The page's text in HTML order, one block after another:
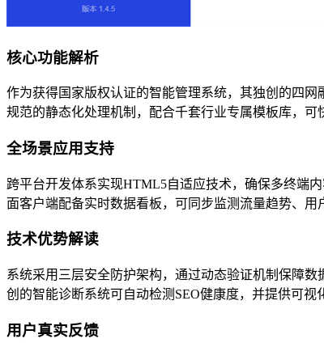
核心功能解析
作为获得国家版权认证的智能管理系统，其独创的四
规范的静态化处理机制，配合千套行业专属模板库，可
全场景应用支持
跨平台开发体系实现HTML5自适应技术，确保多终端
面客户端配备实时数据看板，可同步监测流量趋势、
技术优势解读
系统采用三层安全防护架构，通过动态验证机制保障
创的智能诊断系统可自动检测SEO健康度，并提供可视
用户真实反馈